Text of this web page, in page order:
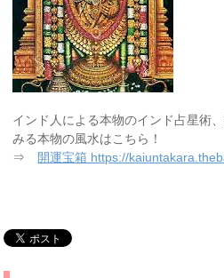
インド人による本物のインド占星術
みる本物の風水はこちら！
⇒ 開運宝箱 https://